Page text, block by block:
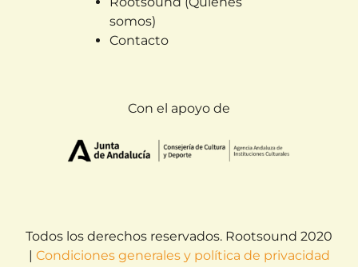
somos)
Contacto
Con el apoyo de
Todos los derechos reservados. Rootsound 2020
| Condiciones generales y política de privacidad